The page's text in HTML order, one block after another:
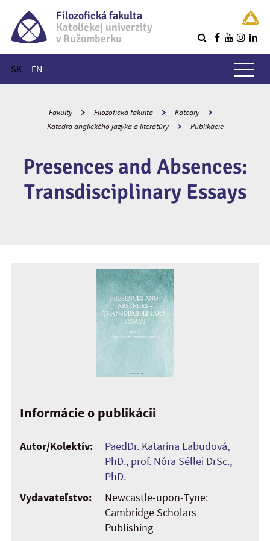
Filozofická fakulta
Katolíckej univerzity
v Ružomberku
SK EN
Hlavné menu
Fakulty Filozofická fakulta
Katedry
Katedra anglického jazyka a literatúry
Publikácie
Presences and Absences:
Transdisciplinary Essays
Informácie o publikácii
Autor/Kolektív:
PaedDr. Katarína Labudová,
PhD., prof. Nóra Séllei DrSc.,
PhD.
Vydavateľstvo:
Newcastle-upon-Tyne:
Cambridge Scholars
Publishing